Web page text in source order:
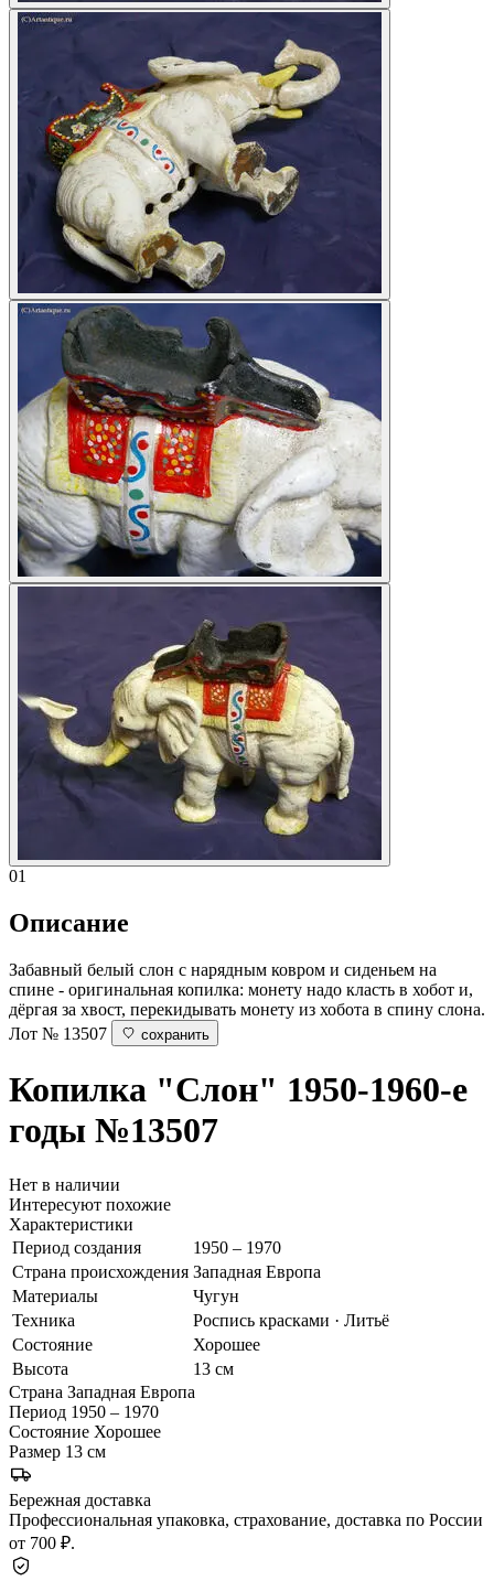
01
Описание
Забавный белый слон с нарядным ковром и сиденьем на
спине - оригинальная копилка: монету надо класть в хобот и,
дёргая за хвост, перекидывать монету из хобота в спину слона.
Лот № 13507
сохранить
Копилка "Слон" 1950-1960-е
годы №13507
Нет в наличии
Интересуют похожие
Характеристики
Период создания
1950 – 1970
Страна происхождения Западная Европа
Материалы
Чугун
Техника
Роспись красками · Литьё
Состояние
Хорошее
Высота
13 см
Страна Западная Европа
Период 1950 – 1970
Состояние Хорошее
Размер 13 см
Бережная доставка
Профессиональная упаковка, страхование, доставка по России
от 700 ₽.